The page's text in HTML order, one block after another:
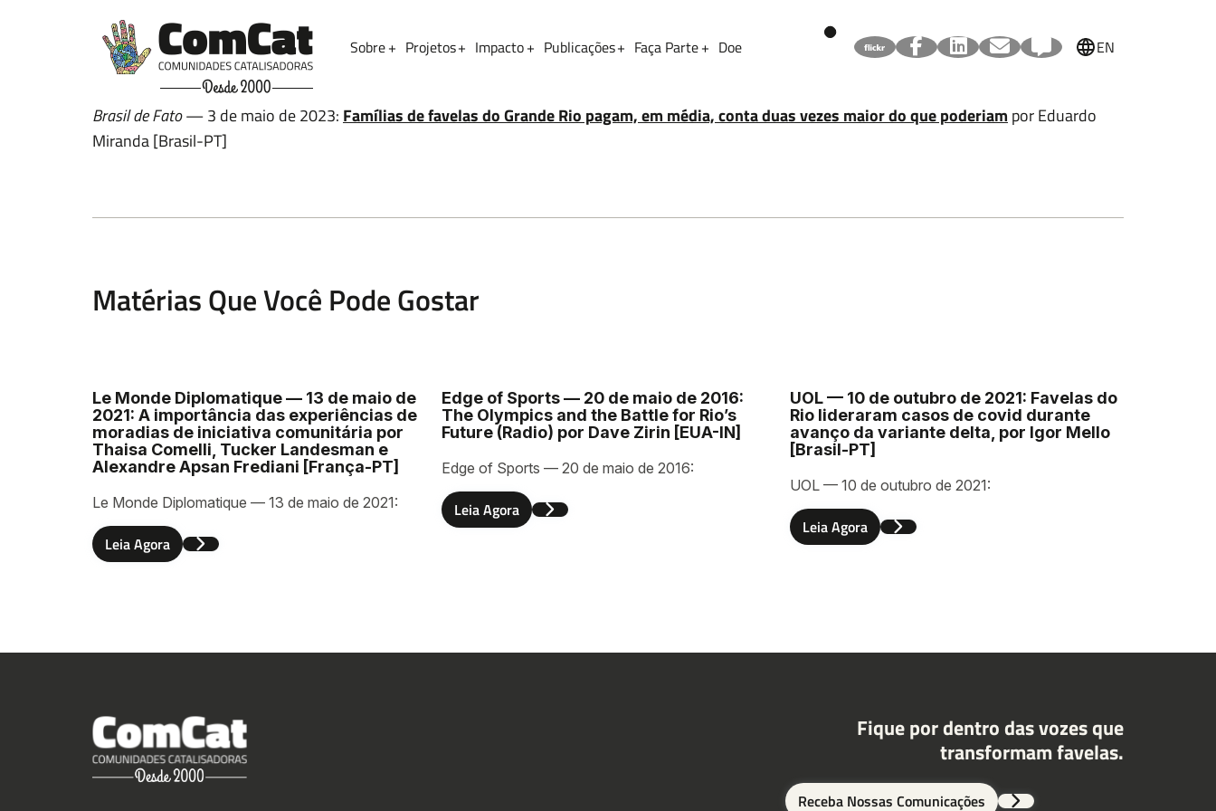
Sobre Projetos Impacto Publicações Faça Parte Doe EN
Brasil de Fato— 3 de maio de 2023: Famílias de favelas do Grande Rio pagam, em média, conta duas vezes maior do que poderiam por Eduardo
Miranda [Brasil-PT]
Matérias Que Você Pode Gostar
Le Monde Diplomatique — 13 de maio de
2021: A importância das experiências de
moradias de iniciativa comunitária por
Thaisa Comelli, Tucker Landesman e
Alexandre Apsan Frediani [França-PT]
Le Monde Diplomatique — 13 de maio de 2021:
Leia Agora
Edge of Sports — 20 de maio de 2016:
The Olympics and the Battle for Rio’s
Future (Radio) por Dave Zirin [EUA-IN]
Edge of Sports — 20 de maio de 2016:
Leia Agora
UOL — 10 de outubro de 2021: Favelas do
Rio lideraram casos de covid durante
avanço da variante delta, por Igor Mello
[Brasil-PT]
UOL — 10 de outubro de 2021:
Leia Agora
Fique por dentro das vozes que
transformam favelas.
Receba Nossas Comunicações
Nome Sobrenome
Email
Enviar